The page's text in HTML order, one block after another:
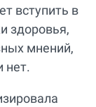
вступить в
здоровья,
мнений,
нет.